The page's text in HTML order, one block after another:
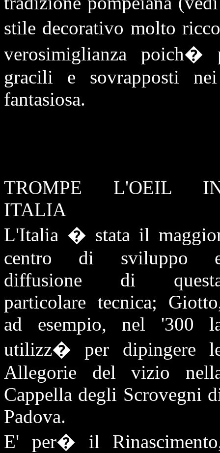
stile decorativo molto
verosimiglianza poich�
gracili e sovrapposti
fantasiosa.
TROMPE L'OEIL
ITALIA
L'Italia � stata il
centro di sviluppo
diffusione di
particolare tecnica;
ad esempio, nel '300
utilizz� per dipingere
Allegorie del vizio
Cappella degli Scrovegni
Padova.
E' per� il